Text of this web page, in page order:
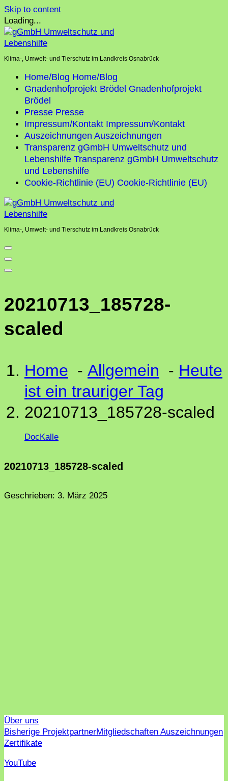
Skip to content
Loading...
Klima-, Umwelt- und Tierschutz im Landkreis Osnabrück
Home/Blog Home/Blog
Gnadenhofprojekt Brödel Gnadenhofprojekt
Brödel
Presse Presse
Impressum/Kontakt Impressum/Kontakt
Auszeichnungen Auszeichnungen
Transparenz gGmbH Umweltschutz und
Lebenshilfe Transparenz gGmbH Umweltschutz
und Lebenshilfe
Cookie-Richtlinie (EU) Cookie-Richtlinie (EU)
Klima-, Umwelt- und Tierschutz im Landkreis Osnabrück
20210713_185728-
scaled
Home - Allgemein - Heute
ist ein trauriger Tag
20210713_185728-scaled
DocKalle
20210713_185728-scaled
Geschrieben: 3. März 2025
Über uns
Bisherige ProjektpartnerMitgliedschaften Auszeichnungen
Zertifikate
YouTube